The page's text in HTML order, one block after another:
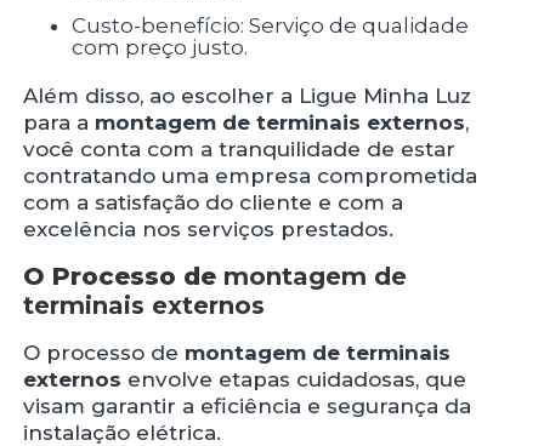
Custo-benefício: Serviço de qualidade
com preço justo.
Além disso, ao escolher a Ligue Minha Luz
para a montagem de terminais externos,
você conta com a tranquilidade de estar
contratando uma empresa comprometida
com a satisfação do cliente e com a
excelência nos serviços prestados.
O Processo de montagem de
terminais externos
O processo de montagem de terminais
externos envolve etapas cuidadosas, que
visam garantir a eficiência e segurança da
instalação elétrica.